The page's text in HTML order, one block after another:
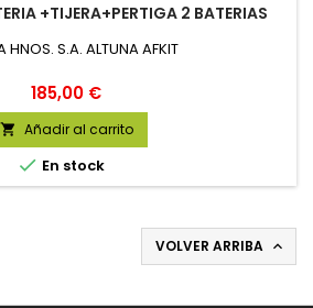
+TIJERA+PERTIGA 2 BATERIAS
HNOS. S.A. ALTUNA AFKIT
Precio
185,00 €
 Añadir al carrito
 En stock
VOLVER ARRIBA 